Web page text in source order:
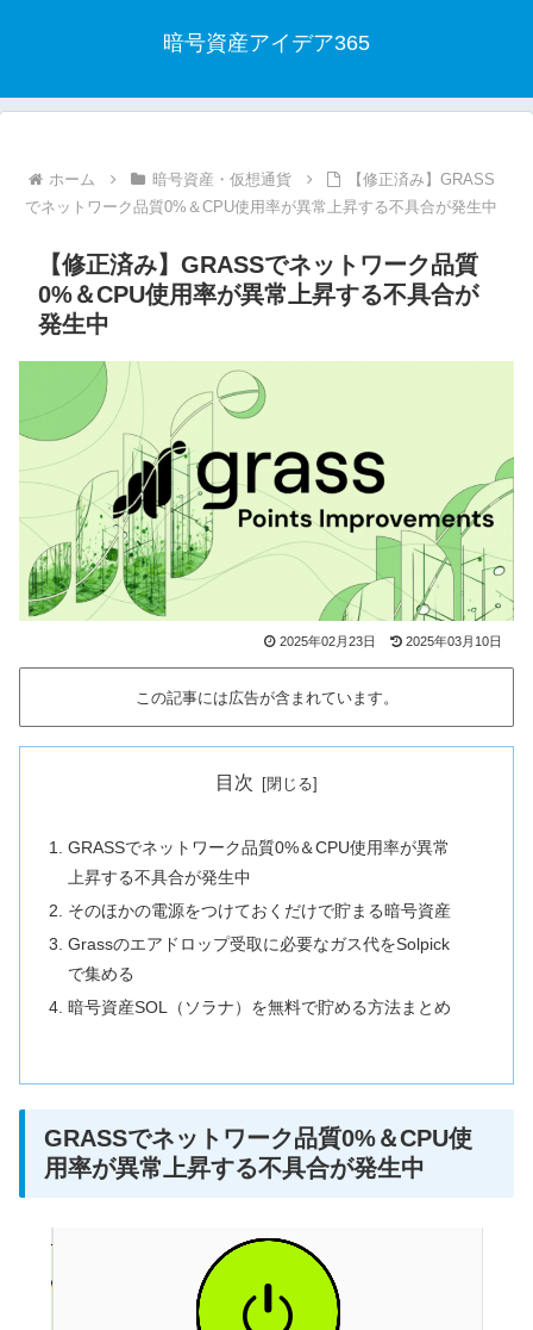
暗号資産アイデア365
ホーム 暗号資産・仮想通貨
【修正済み】GRASS
でネットワーク品質0%＆CPU使用率が異常上昇する不具合が発生中
【修正済み】GRASSでネットワーク品質
0%＆CPU使用率が異常上昇する不具合が
発生中
2025年02月23日 2025年03月10日
この記事には広告が含まれています。
目次
GRASSでネットワーク品質0%＆CPU使用率が異常
上昇する不具合が発生中
そのほかの電源をつけておくだけで貯まる暗号資産
Grassのエアドロップ受取に必要なガス代をSolpick
で集める
暗号資産SOL（ソラナ）を無料で貯める方法まとめ
GRASSでネットワーク品質0%＆CPU使
用率が異常上昇する不具合が発生中